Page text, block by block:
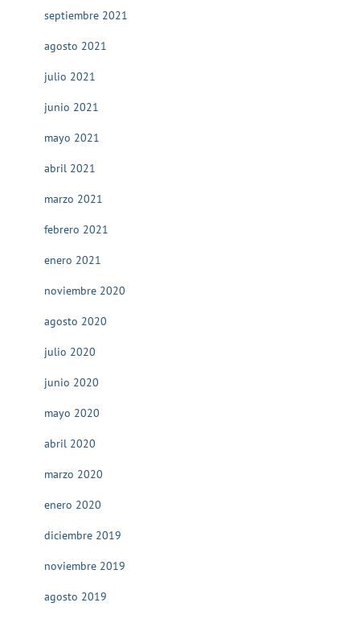
septiembre 2021
agosto 2021
julio 2021
junio 2021
mayo 2021
abril 2021
marzo 2021
febrero 2021
enero 2021
noviembre 2020
agosto 2020
julio 2020
junio 2020
mayo 2020
abril 2020
marzo 2020
enero 2020
diciembre 2019
noviembre 2019
agosto 2019